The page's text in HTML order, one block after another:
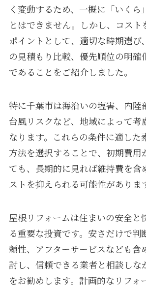
く変動するため、一概に「いくら
とはできません。しかし、コスト
ポイントとして、適切な時期選び
の見積もり比較、優先順位の明確
であることをご紹介しました。
特に千葉市は海沿いの塩害、内陸
台風リスクなど、地域によって考
なります。これらの条件に適した
方法を選択することで、初期費用
ても、長期的に見れば維持費を含
ストを抑えられる可能性がありま
屋根リフォームは住まいの安全と
る重要な投資です。安さだけで判
頼性、アフターサービスなども含
討し、信頼できる業者と相談しな
をお勧めします。計画的なリフォ